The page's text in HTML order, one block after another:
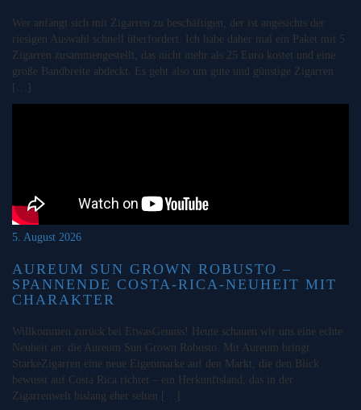
Wer anfängt sich mit Zigarren zu beschäftigen, der ist angesichts der
riesigen Auswahl schnell überfordert. Ich habe daher mal ein Paket mit 5
Zigarren zusammengestellt, das nicht mehr als 25 Euro kostet und eine
große Bandbreite abdeckt. Es geht also um gute und günstige Zigarren
5. August 2026
AUREUM SUN GROWN ROBUSTO –
SPANNENDE COSTA-RICA-NEUHEIT MIT
CHARAKTER
Willkommen zurück bei EtwasGenuss! Heute schauen wir uns eine echte
Neuheit an: die Aureum Sun Grown Robusto. Mit Aureum bringt
StarkeZigarren eine neue Eigenmarke auf den Markt, die den Blick
bewusst auf Costa Rica richtet – ein Herkunftsland, das in der
Zigarrenwelt bislang eher selten […]